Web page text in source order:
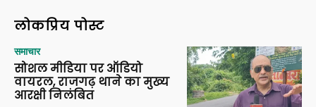
लोकप्रिय पोस्ट
समाचार
सोशल मीडिया पर ऑडियो
वायरल, राजगढ़ थाने का मुख्य
आरक्षी निलंबित